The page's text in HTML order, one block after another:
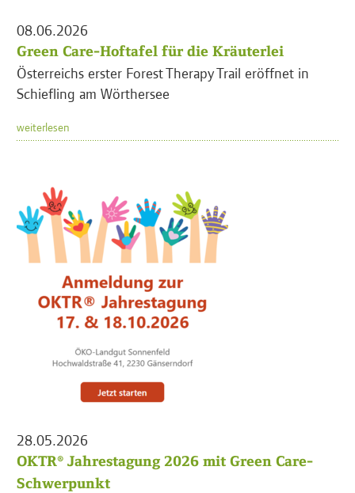
08.06.2026
Green Care-Hoftafel für die Kräuterlei
Österreichs erster Forest Therapy Trail eröffnet in
Schiefling am Wörthersee
weiterlesen
28.05.2026
OKTR® Jahrestagung 2026 mit Green Care-
Schwerpunkt